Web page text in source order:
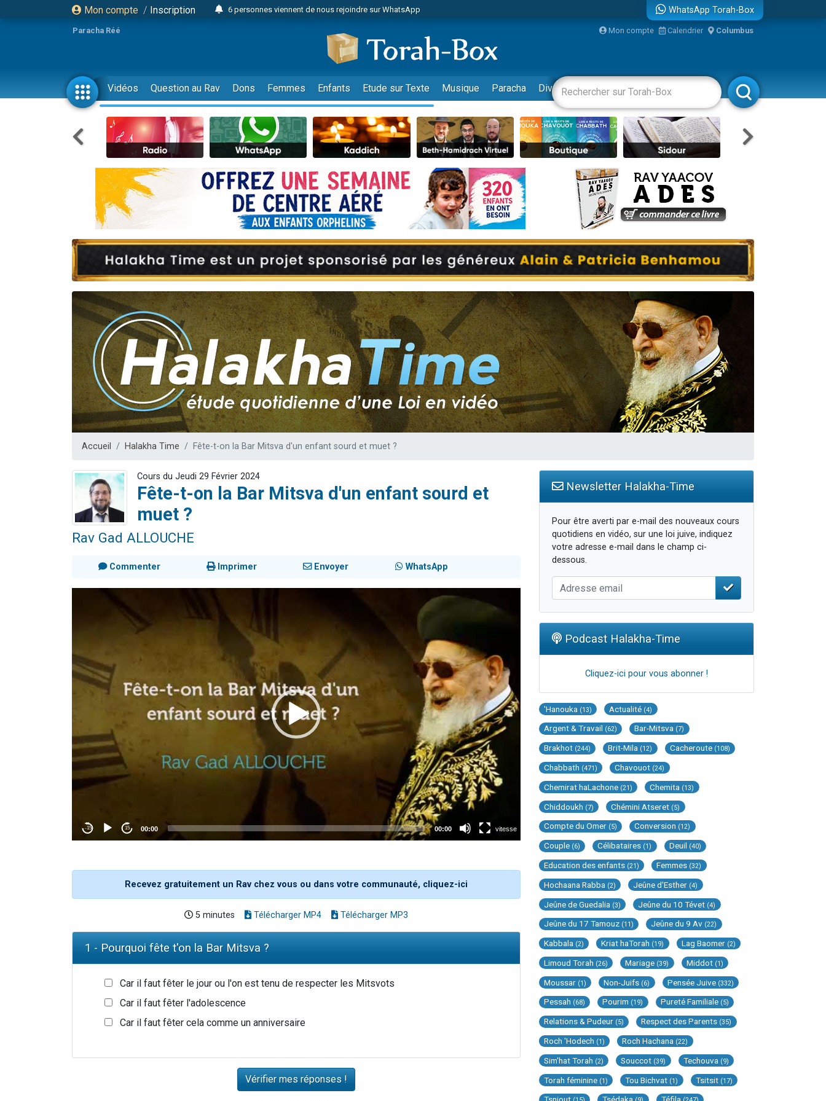
Mon compte / Inscription
6 personnes viennent de nous rejoindre sur WhatsApp
2 personnes viennent de faire un don pour 1 Journée de Vacances Pour les Enfants
17 personnes viennent de demander une bénédiction
4 personnes viennent de nous rejoindre sur WhatsApp
Il reste 49 places pour étudier en groupe sur Zoom
23 personnes viennent de faire un don pour Diane, 80 ans, dans un appartement insalubre
Eva vient de donner son Maasser
4 personnes viennent de nous rejoindre sur WhatsApp
3 personnes viennent de nous rejoindre sur WhatsApp
3 personnes viennent de faire un don pour 5 jours de vacances aux Orphelins
Odaya vient de donner son Maasser
13 personnes viennent de demander une bénédiction
30 personnes viennent de faire un don pour Sauvez la jambe de Yohan
12 nouvelles musiques dans Torah-Box Music
3 personnes viennent de nous rejoindre sur WhatsApp
2 personnes viennent de nous rejoindre sur WhatsApp
2 personnes viennent de nous rejoindre sur WhatsApp
WhatsApp Torah-Box
Paracha Réé Mon compte Calendrier Columbus
Vidéos Question au Rav Dons Femmes Enfants Etude sur Texte Musique Paracha Divertissements Livres Rabbanim
Accueil Halakha Time Fête-t-on la Bar Mitsva d'un enfant sourd et muet ?
Cours du Jeudi 29 Février 2024
Fête-t-on la Bar Mitsva d'un enfant sourd et
muet ?
Rav Gad ALLOUCHE
Commenter Imprimer Envoyer WhatsApp
Recevez gratuitement un Rav chez vous ou dans votre communauté, cliquez-ici
5 minutes Télécharger MP4 Télécharger MP3
1 - Pourquoi fête t'on la Bar Mitsva ?
Car il faut fêter le jour ou l'on est tenu de respecter les Mitsvots
Car il faut fêter l'adolescence
Car il faut fêter cela comme un anniversaire
Newsletter Halakha-Time
Pour être averti par e-mail des nouveaux cours
quotidiens en vidéo, sur une loi juive, indiquez
votre adresse e-mail dans le champ ci-
dessous.
Podcast Halakha-Time
Cliquez-ici pour vous abonner !
'Hanouka (13) Actualité (4)
Argent & Travail (62) Bar-Mitsva (7)
Brakhot (244) Brit-Mila (12) Cacheroute (108)
Chabbath (471) Chavouot (24)
Chemirat haLachone (21) Chemita (13)
Chiddoukh (7) Chémini Atseret (5)
Compte du Omer (5) Conversion (12)
Couple (6) Célibataires (1) Deuil (40)
Education des enfants (21) Femmes (32)
Hochaana Rabba (2) Jeûne d'Esther (4)
Jeûne de Guedalia (3) Jeûne du 10 Tévet (4)
Jeûne du 17 Tamouz (11) Jeûne du 9 Av (22)
Kabbala (2) Kriat haTorah (19) Lag Baomer (2)
Limoud Torah (26) Mariage (39) Middot (1)
Moussar (1) Non-Juifs (6) Pensée Juive (332)
Pessah (68) Pourim (19) Pureté Familiale (5)
Relations & Pudeur (5) Respect des Parents (35)
Roch 'Hodech (1) Roch Hachana (22)
Sim'hat Torah (2) Souccot (39) Techouva (9)
Torah féminine (1) Tou Bichvat (1) Tsitsit (17)